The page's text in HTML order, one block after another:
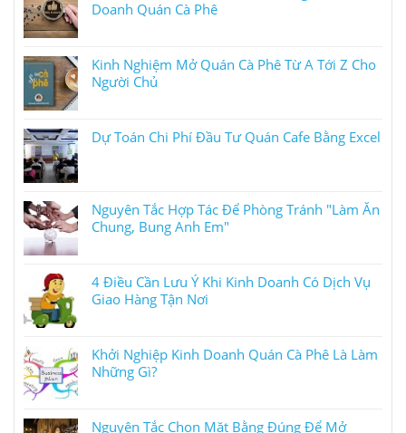
Doanh Quán Cà Phê
Kinh Nghiệm Mở Quán Cà Phê Từ A Tới Z Cho
Người Chủ
Dự Toán Chi Phí Đầu Tư Quán Cafe Bằng Excel
Nguyên Tắc Hợp Tác Để Phòng Tránh "Làm Ăn
Chung, Bung Anh Em"
4 Điều Cần Lưu Ý Khi Kinh Doanh Có Dịch Vụ
Giao Hàng Tận Nơi
Khởi Nghiệp Kinh Doanh Quán Cà Phê Là Làm
Những Gì?
Nguyên Tắc Chọn Mặt Bằng Đúng Để Mở